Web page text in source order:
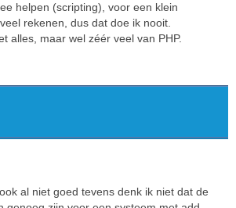
helpen (scripting), voor een klein
rekenen, dus dat doe ik nooit.
alles, maar wel zéér veel van PHP.
al niet goed tevens denk ik niet dat de